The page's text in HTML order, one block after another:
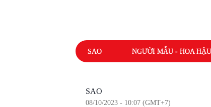
SAO NGƯỜI MẪU - HOA HẬU
SAO
08/10/2023 - 10:07 (GMT+7)